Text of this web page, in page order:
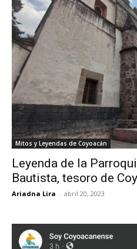
Mitos y Leyendas de Coyoacán
Leyenda de la
Bautista, tesoro de
Ariadna Lira - abril 20, 2023